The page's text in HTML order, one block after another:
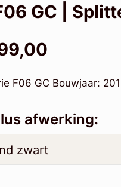
GC |
F06 GC Bouwjaar:
afwerking: